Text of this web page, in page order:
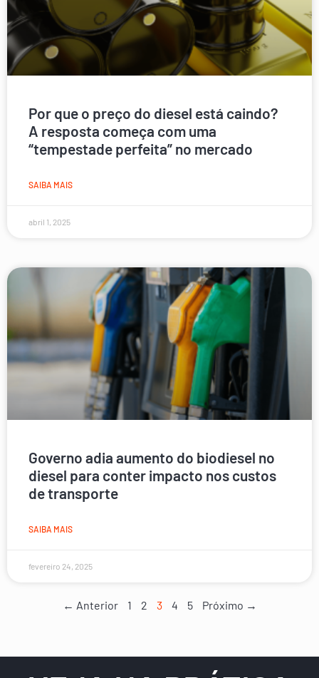
Por que o preço do diesel está caindo?
A resposta começa com uma
“tempestade perfeita” no mercado
SAIBA MAIS
abril 1, 2025
Governo adia aumento do biodiesel no
diesel para conter impacto nos custos
de transporte
SAIBA MAIS
fevereiro 24, 2025
← Anterior 1 2 3 4 5 Próximo →